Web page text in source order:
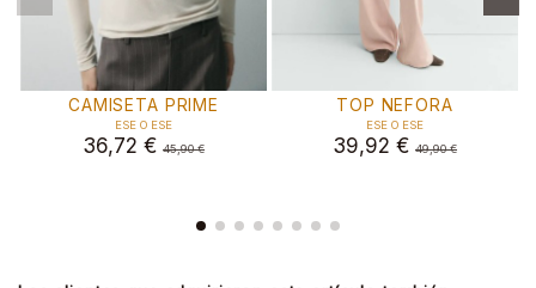
TOP NEFORA
49,90 €
TOP YVETTE
59,90 €